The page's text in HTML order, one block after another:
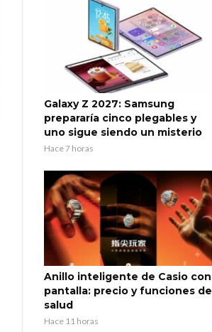
Galaxy Z 2027: Samsung
prepararía cinco plegables y
uno sigue siendo un misterio
Hace 7 horas
Anillo inteligente de Casio con
pantalla: precio y funciones de
salud
Hace 11 horas